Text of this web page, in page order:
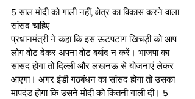
5 साल मोदी को गाली नहीं, क्षेत्र का विकास करने वाला
सांसद चाहिए
प्रधानमंत्री ने कहा कि इस ऊटपटांग खिचड़ी को आप
लोग वोट देकर अपना वोट बर्बाद न करें। भाजपा का
सांसद होगा तो दिल्ली और लखनऊ से योजनाएं लेकर
आएगा। अगर इंडी गठबंधन का सांसद होगा तो उसका
मापदंड होगा कि उसने मोदी को कितनी गाली दी। 5